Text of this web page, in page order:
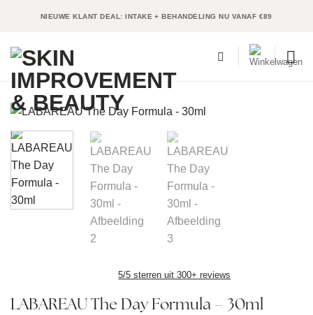
NIEUWE KLANT DEAL: INTAKE + BEHANDELING NU VANAF €89
5/5 sterren uit 300+ reviews
LABAREAU The Day Formula – 30ml